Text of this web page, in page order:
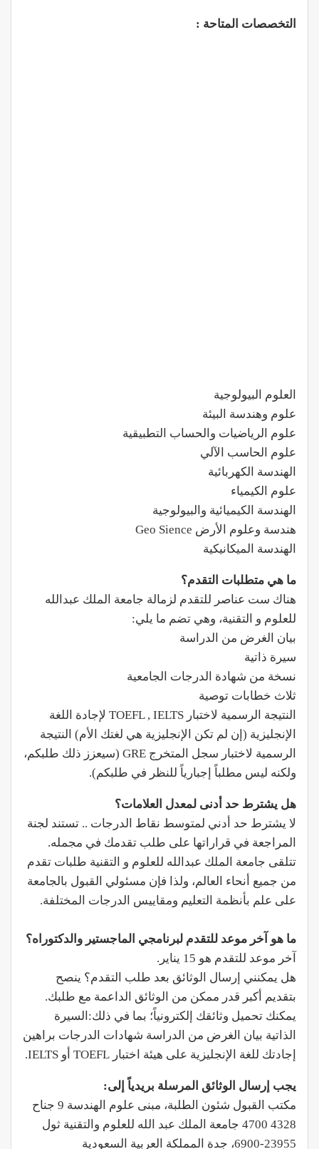
التخصصات المتاحة :
العلوم البيولوجية
علوم وهندسة البيئة
علوم الرياضيات والحساب التطبيقية
علوم الحاسب الآلي
الهندسة الكهربائية
علوم الكيمياء
الهندسة الكيميائية والبيولوجية
هندسة وعلوم الأرض Geo Sience
الهندسة الميكانيكية
ما هي متطلبات التقدم؟
هناك ست عناصر للتقدم لزمالة جامعة الملك عبدالله
للعلوم و التقنية، وهي تضم ما يلي:
بيان الغرض من الدراسة
سيرة ذاتية
نسخة من شهادة الدرجات الجامعية
ثلاث خطابات توصية
النتيجة الرسمية لاختبار TOEFL , IELTS لإجادة اللغة
الإنجليزية (إن لم تكن الإنجليزية هي لغتك الأم) النتيجة
الرسمية لاختبار سجل المتخرج GRE (سيعزز ذلك طلبكم،
ولكنه ليس مطلباً إجبارياً للنظر في طلبكم).
هل يشترط حد أدنى لمعدل العلامات؟
لا يشترط حد أدني لمتوسط نقاط الدرجات .. تستند لجنة
المراجعة في قراراتها على طلب تقدمك في مجمله.
تتلقى جامعة الملك عبدالله للعلوم و التقنية طلبات تقدم
من جميع أنحاء العالم، ولذا فإن مسئولي القبول بالجامعة
على علم بأنظمة التعليم ومقاييس الدرجات المختلفة.
ما هو آخر موعد للتقدم لبرنامجي الماجستير والدكتوراه؟
آخر موعد للتقدم هو 15 يناير.
هل يمكنني إرسال الوثائق بعد طلب التقدم؟ ينصح
بتقديم أكبر قدر ممكن من الوثائق الداعمة مع طلبك.
يمكنك تحميل وثائقك إلكترونياً؛ بما في ذلك:السيرة
الذاتية بيان الغرض من الدراسة شهادات الدرجات براهين
إجادتك للغة الإنجليزية على هيئة اختبار TOEFL أو IELTS.
يجب إرسال الوثائق المرسلة بريدياً إلى:
مكتب القبول شئون الطلبة، مبنى علوم الهندسة 9 جناح
4328 4700 جامعة الملك عبد الله للعلوم والتقنية ثول
23955-6900، جدة المملكة العربية السعودية